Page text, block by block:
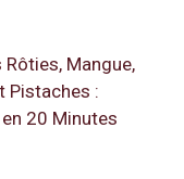
Mangue,
Pistaches :
20 Minutes